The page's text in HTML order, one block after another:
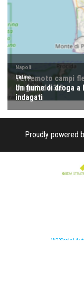
Proudly powered
WP2Social